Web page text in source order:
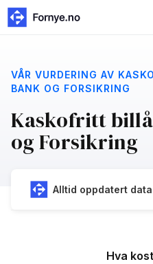
VÅR VURDERING AV
BANK OG FORSIKRING
Kaskofritt
og Forsikring
Alltid oppdatert data
Hva